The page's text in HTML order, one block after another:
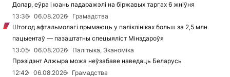
Долар, еўра і юань падаражэлі на біржавых таргах 6 жніўня
13:36
06.08.2026
Грамадства
Штогод афтальмолагі прымаюць у паліклініках больш за 2,5 млн
пацыентаў — пазаштатны спецыяліст Мінздароўя
13:05
06.08.2026
Палітыка, Эканоміка
Прэзідэнт Алжыра можа неўзабаве наведаць Беларусь
12:42
06.08.2026
Грамадства